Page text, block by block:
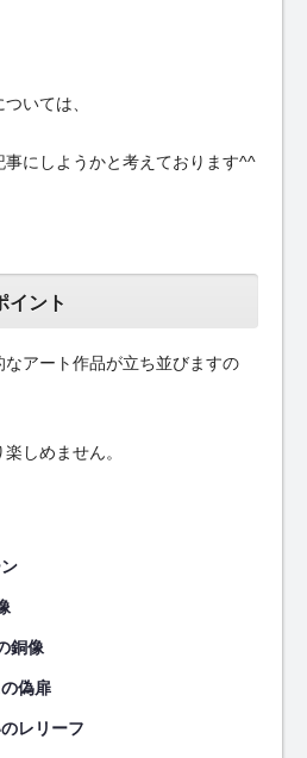
いては、
にしようかと考えております^^
イント
なアート作品が立ち並びますの
しめません。
銅像
偽扉
レリーフ